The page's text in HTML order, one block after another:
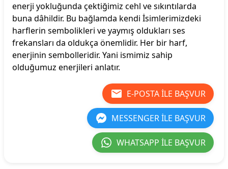
enerji yokluğunda çektiğimiz cehl ve sıkıntılarda
buna dâhildir. Bu bağlamda kendi İsimlerimizdeki
harflerin sembolikleri ve yaymış oldukları ses
frekansları da oldukça önemlidir. Her bir harf,
enerjinin sembolleridir. Yani ismimiz sahip
olduğumuz enerjileri anlatır.
E-POSTA ILE BAŞVUR
MESSENGER ILE BAŞVUR
WHATSAPP ILE BAŞVUR